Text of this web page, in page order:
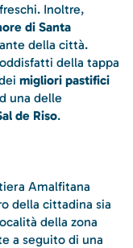
Inoltre,
di Santa
della città.
della tappa
migliori pastifici
una delle
de Riso.
Amalfitana
della cittadina sia
della zona
a seguito di una